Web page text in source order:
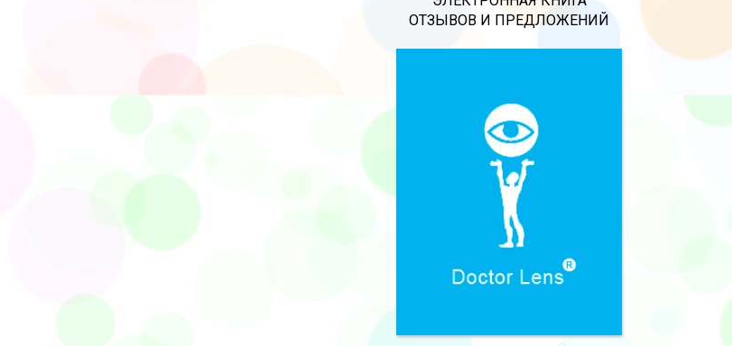
ОТЗЫВОВ И ПРЕДЛОЖЕНИЙ